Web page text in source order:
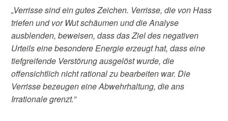
„Verrisse sind ein gutes Zeichen. Verrisse, die von Hass
triefen und vor Wut schäumen und die Analyse
ausblenden, beweisen, dass das Ziel des negativen
Urteils eine besondere Energie erzeugt hat, dass eine
tiefgreifende Verstörung ausgelöst wurde, die
offensichtlich nicht rational zu bearbeiten war. Die
Verrisse bezeugen eine Abwehrhaltung, die ans
Irrationale grenzt.”